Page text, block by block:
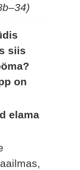
siis
on
elama